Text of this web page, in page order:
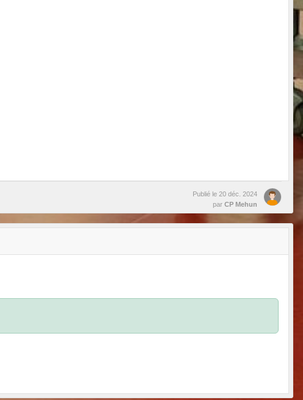
Publié le 20 déc. 2024
par CP Mehun